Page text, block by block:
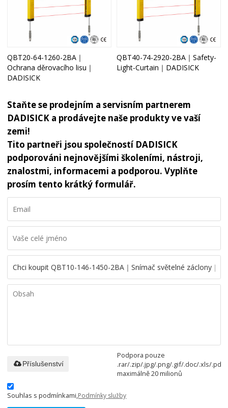
QBT20-64-1260-2BA｜
Ochrana děrovacího lisu｜
DADISICK
QBT40-74-2920-2BA｜Safety-
Light-Curtain｜DADISICK
Staňte se prodejním a servisním partnerem
DADISICK a prodávejte naše produkty ve vaší
zemi!
Tito partneři jsou společností DADISICK
podporováni nejnovějšími školeními, nástroji,
znalostmi, informacemi a podporou. Vyplňte
prosím tento krátký formulář.
Podpora pouze
.rar/.zip/.jpg/.png/.gif/.doc/.xls/.pdf,
maximálně 20 milionů
Příslušenství
Souhlas s podmínkami,Podmínky služby